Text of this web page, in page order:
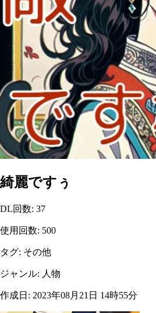
綺麗ですぅ
DL回数: 37
使用回数: 500
タグ: その他
ジャンル: 人物
作成日 : 2023年08月21日 14時55分